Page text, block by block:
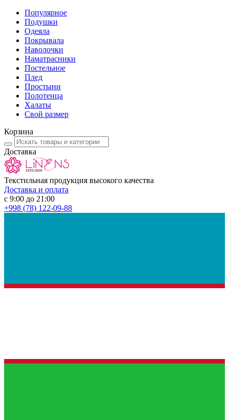
Популярное
Подушки
Одеяла
Покрывала
Наволочки
Наматрасники
Постельное
Плед
Простыни
Полотенца
Халаты
Свой размер
Корзина
Доставка
Текстильная продукция высокого качества
Доставка и оплата
с 9:00 до 21:00
+998 (78) 122-09-88